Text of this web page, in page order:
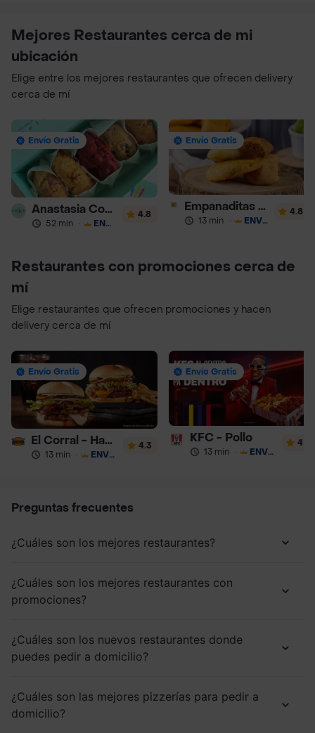
Mejores Restaurantes cerca de mi
ubicación
Elige entre los mejores restaurantes que ofrecen delivery
cerca de mí
Envío Gratis
Anastasia Cookies
52 min · ENVÍO GRATIS
4.8
Envío Gratis
Empanaditas de Pipian - Empanadas
13 min · ENVÍO GRATIS
4.8
Restaurantes con promociones cerca de
mí
Elige restaurantes que ofrecen promociones y hacen
delivery cerca de mí
Envío Gratis
El Corral - Hamburguesa
13 min · ENVÍO GRATIS
4.3
Envío Gratis
KFC - Pollo
13 min · ENVÍO GRATIS
4
Preguntas frecuentes
¿Cuáles son los mejores restaurantes?
¿Cuáles son los mejores restaurantes con
promociones?
¿Cuáles son los nuevos restaurantes donde
puedes pedir a domicilio?
¿Cuáles son las mejores pizzerías para pedir a
domicilio?